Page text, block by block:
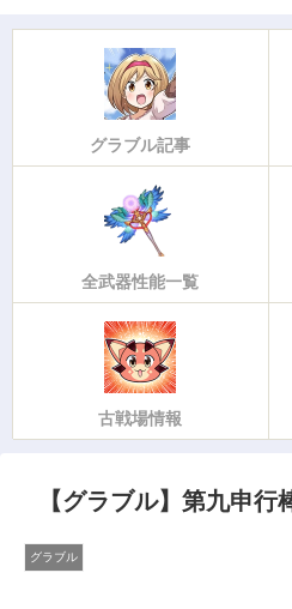
グラブル記事
全武器性能一覧
古戦場情報
【グラブル】第九申行
グラブル